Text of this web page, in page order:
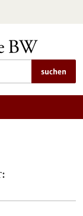
suchen